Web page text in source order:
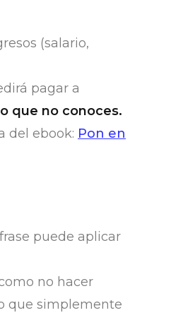
(salario,
pagar a
que no conoces.
del ebook: Pon en
puede aplicar
no hacer
que simplemente